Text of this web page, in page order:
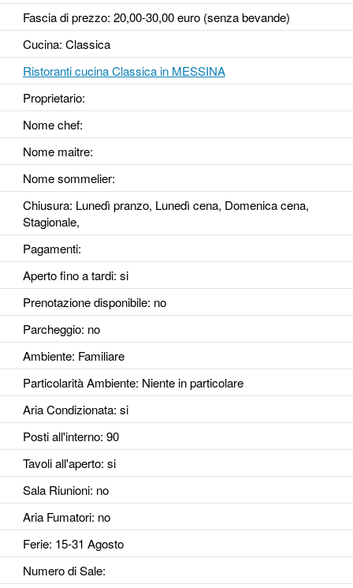
Fascia di prezzo: 20,00-30,00 euro (senza bevande)
Cucina: Classica
Ristoranti cucina Classica in MESSINA
Proprietario:
Nome chef:
Nome maitre:
Nome sommelier:
Chiusura: Lunedì pranzo, Lunedì cena, Domenica cena,
Stagionale,
Pagamenti:
Aperto fino a tardi: si
Prenotazione disponibile: no
Parcheggio: no
Ambiente: Familiare
Particolarità Ambiente: Niente in particolare
Aria Condizionata: si
Posti all'interno: 90
Tavoli all'aperto: si
Sala Riunioni: no
Aria Fumatori: no
Ferie: 15-31 Agosto
Numero di Sale: